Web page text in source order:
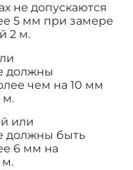
не допускаются
5 мм при замере
2 м.
должны
чем на 10 мм
м.
или
должны быть
6 мм на
м.